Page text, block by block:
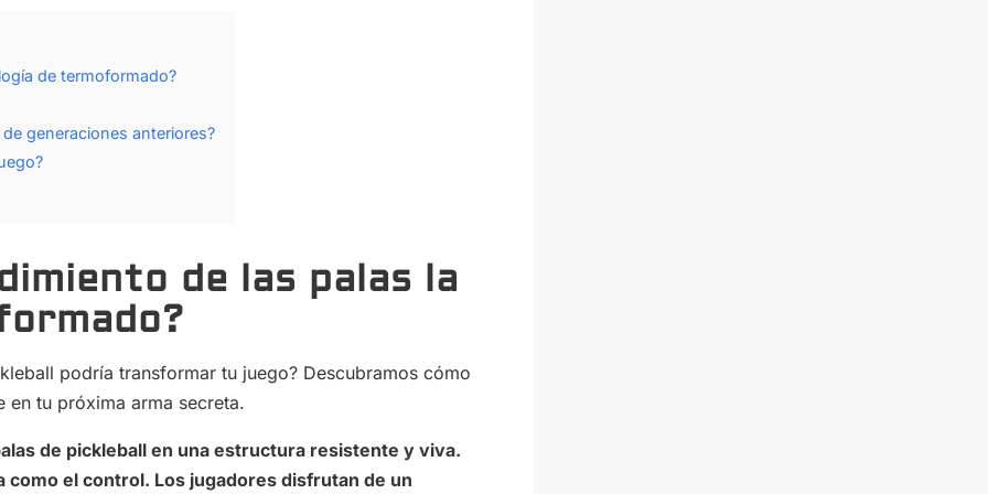
de termoformado?
generaciones anteriores?
de las palas la
podría transformar tu juego? Descubramos cómo
tu próxima arma secreta.
de pickleball en una estructura resistente y viva.
el control. Los jugadores disfrutan de un